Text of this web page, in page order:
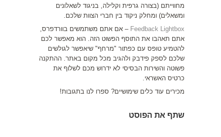
מחווייתם (בצורה גרפית וקלילה, בניגוד לשאלונים
ומשאלים) ומחלק ניקוד בין חברי הצוות שלכם.
Feedback Lightbox – אם אתם משתמשים בוורדפרס,
אתם תאהבו את התוסף הפשוט הזה. הוא מאפשר לכם
להטמיע טופס עם כפתור "מרחף" שיאפשר לגולשים
שלכם לספק פידבק ולהגיב מכל מקום באתר. ההתקנה
פשוטה והשירות הבסיסי לא ידרוש מכם לשלוף את
כרטיס האשראי.
מכירים עוד כלים שימושיים? ספרו לנו בתגובות!
שתף את הפוסט